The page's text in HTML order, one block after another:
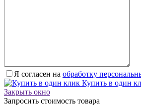
Я согласен на обработку
Купить в один
Закрыть окно
Запросить стоимость товара